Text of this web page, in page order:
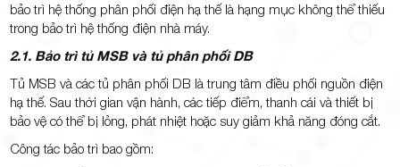
bảo trì hệ thống phân phối điện hạ thế là hạng mục không thể thiếu
trong bảo trì hệ thống điện nhà máy.
2.1. Bảo trì tủ MSB và tủ phân phối DB
Tủ MSB và các tủ phân phối DB là trung tâm điều phối nguồn điện
hạ thế. Sau thời gian vận hành, các tiếp điểm, thanh cái và thiết bị
bảo vệ có thể bị lỏng, phát nhiệt hoặc suy giảm khả năng đóng cắt.
Công tác bảo trì bao gồm: